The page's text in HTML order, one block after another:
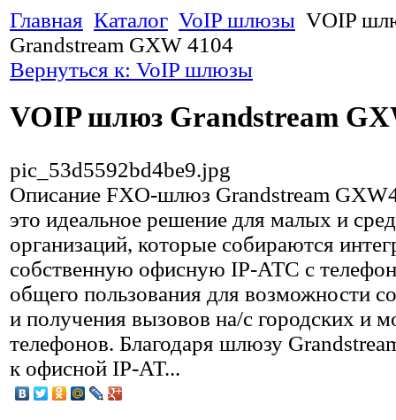
Главная Каталог VoIP шлюзы VOIP
Grandstream GXW 4104
Вернуться к: VoIP шлюзы
VOIP шлюз Grandstream
pic_53d5592bd4be9.jpg
Описание FXO-шлюз Grandstream
это идеальное решение для малых и
организаций, которые собираются
собственную офисную IP-АТС с
общего пользования для возможности
и получения вызовов на/с городских и
телефонов. Благодаря шлюзу
к офисной IP-АТ...